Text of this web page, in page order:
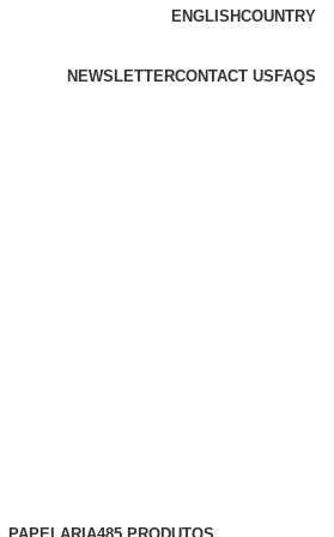
ENGLISHCOUNTRY
NEWSLETTERCONTACT US FAQS